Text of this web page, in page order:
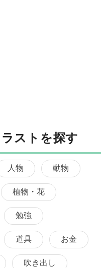
ストを探す
人物 動物
植物・花
勉強
道具 お金
吹き出し